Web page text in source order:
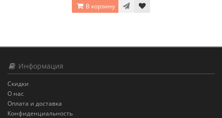
В корзину
Информация
Скидки
О нас
Оплата и доставка
Конфиденциальность